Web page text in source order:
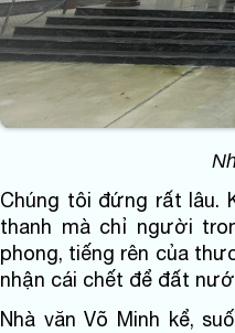
Chúng tôi đứng rất lâu.
thanh mà chỉ người
phong, tiếng rên của
nhận cái chết để đất
Nhà văn Võ Minh kể,